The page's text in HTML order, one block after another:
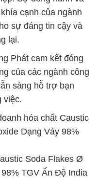
cạnh của ngành
sự đáng tin cậy và
lại.
Phát cam kết đóng
của các ngành công
sàng hỗ trợ bạn
việc.
hóa chất Caustic
Dạng Vảy 98%
Soda Flakes Ø
TGV Ấn Độ India